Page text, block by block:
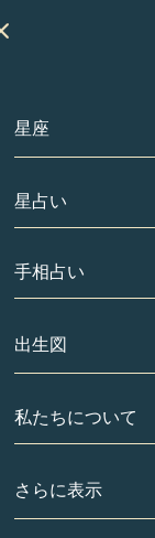
星座
星座
山羊座
魚座
牡羊座
牡牛座
星占い
手相占い
出生図
出生図
有名人
私たちについて
さらに表示